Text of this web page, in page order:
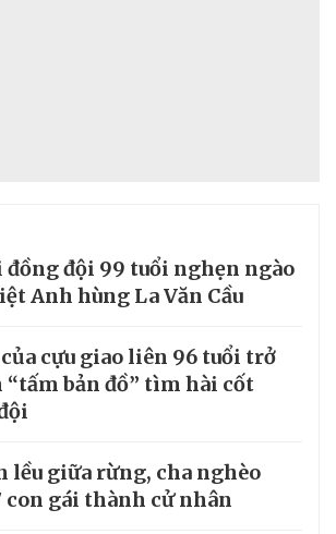
đồng đội 99 tuổi nghẹn ngào
Anh hùng La Văn Cầu
cựu giao liên 96 tuổi trở
bản đồ” tìm hài cốt
lều giữa rừng, cha nghèo
con gái thành cử nhân